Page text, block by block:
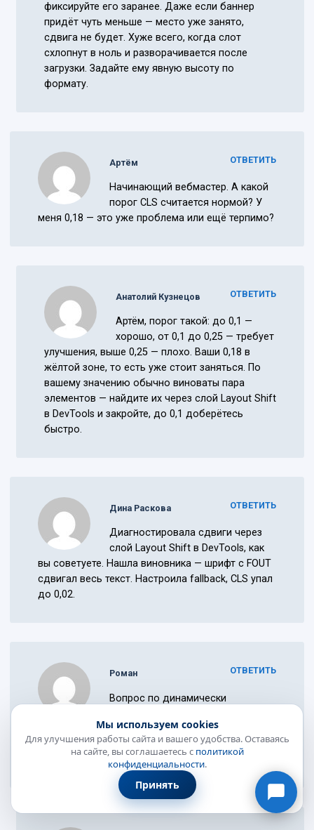
фиксируйте его заранее. Даже если баннер
придёт чуть меньше — место уже занято,
сдвига не будет. Хуже всего, когда слот
схлопнут в ноль и разворачивается после
загрузки. Задайте ему явную высоту по
формату.
ОТВЕТИТЬ
Артём
Начинающий вебмастер. А какой
порог CLS считается нормой? У
меня 0,18 — это уже проблема или ещё терпимо?
ОТВЕТИТЬ
Анатолий Кузнецов
Артём, порог такой: до 0,1 —
хорошо, от 0,1 до 0,25 — требует
улучшения, выше 0,25 — плохо. Ваши 0,18 в
жёлтой зоне, то есть уже стоит заняться. По
вашему значению обычно виноваты пара
элементов — найдите их через слой Layout Shift
в DevTools и закройте, до 0,1 доберётесь
быстро.
ОТВЕТИТЬ
Дина Раскова
Диагностировала сдвиги через
слой Layout Shift в DevTools, как
вы советуете. Нашла виновника — шрифт с FOUT
сдвигал весь текст. Настроила fallback, CLS упал
до 0,02.
ОТВЕТИТЬ
Роман
Вопрос по динамически
отзывы подтягиваются AJAX-ом ниже
основного текста и толкают всё вверх. min-
height поможет или тут другое решение?
Мы используем cookies
Для улучшения работы сайта и вашего удобства. Оставаясь
на сайте, вы соглашаетесь с политикой
конфиденциальности.
Принять
● онлайн